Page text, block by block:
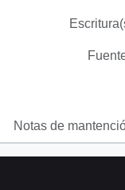
Notas de